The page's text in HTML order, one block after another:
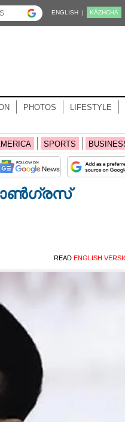
ENGLISH | KĀZHCHA
PHOTOS LIFESTYLE
SPORTS
READ ENGLISH